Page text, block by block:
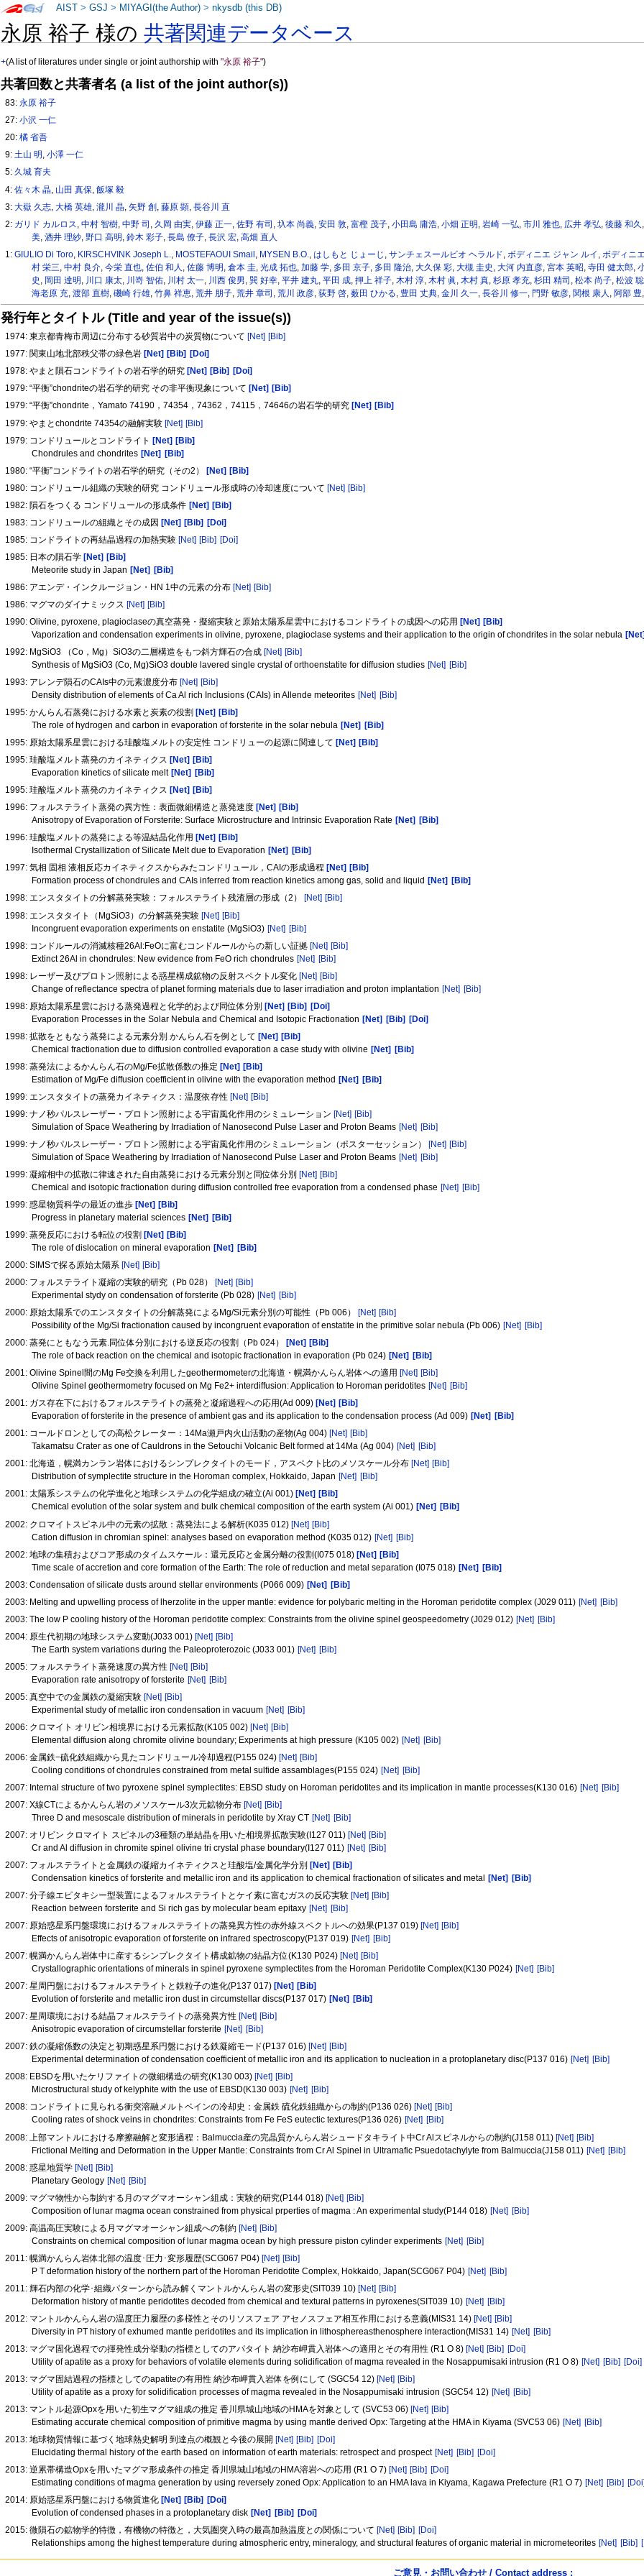
永原 裕子 様の共著関連データベース
+(A list of literatures under single or joint authorship with"永原 裕子")
共著回数と共著者名 (a list of the joint author(s))
83:永原 裕子
27:小沢 一仁
20:橘 省吾
9:土山 明 ,小澤 一仁
5: 久城 育夫
4:佐々木 晶 山田 真保 ,飯塚 毅
3:大嶽 久志 ,大橋 英雄 ,瀧川 晶 ,矢野 創 ,藤原 顕 ,長谷川 直
2: ガリド カルロス ,中村 智樹 ,中野 司 久岡 由実 ,伊藤 正一 ,佐野 有司 ,圦本 尚義 ,安田 敦 ,富樫 茂子 ,小田島 庸浩 ,小畑 正明 ,岩崎 一弘 ,市川 雅也 広井 孝弘 ,後藤 和久
美, 酒井 理紗, 野口 高明 鈴木 彩子, 長島 僚子, 長沢 宏, 高畑 直人
1:GIULIO Di Toro KIRSCHVINK Joseph L. MOSTEFAOUI Smail MYSEN B.O. ,はしもと じょーじ ,サンチェスールビオ ヘラルド ボディニエ ジャン ルイ ボディニ
村 栄三 中村 良介, 今栄 直也, 佐伯 和人 佐藤 博明 倉本 圭, 光成 拓也, 加藤 学, 多田 京子, 多田 隆治, 大久保 彩, 大槻 圭史 大河 内直彦, 宮本 英昭 寺田 健太郎,
史
岡田 達明 川口 康太, 川嵜 智佑, 川村 太一, 川西 俊男 巽 好幸, 平井 建丸, 平田 成, 押上 祥子, 木村 淳, 木村 眞 木村 真, 杉原 孝充, 杉田 精司 松本 尚子, 松波 聡,
海老原 充, 渡部 直樹, 磯崎 行雄, 竹鼻 祥恵, 荒井 朋子, 荒井 章司 荒川 政彦, 荻野 啓, 薮田 ひかる 豊田 丈典, 金川 久一, 長谷川 修一, 門野 敏彦, 関根 康人 阿部 豊
発行年とタイトル (Title and year of the issue(s))
1974: 東京都青梅市周辺に分布する砂質岩中の炭質物について [Net] [Bib]
1977: 関東山地北部秩父帯の緑色岩 [Net] [Bib]
[Doi]
1978: やまと隕石コンドライトの岩石学的研究 [Net] [Bib]
[Doi]
1979: “平衡”chondriteの岩石学的研究 その非平衡現象について [Net] [Bib]
1979: “平衡”chondrite，Yamato 74190，74354，74362，74115，74646の岩石学的研究 [Net] [Bib]
1979: やまとchondrite 74354の融解実験[Net] [Bib]
1979: コンドリュールとコンドライト[Net] [Bib]
Chondrules and chondrites [Net] [Bib]
1980: “平衡”コンドライトの岩石学的研究（その2）[Net] [Bib]
1980: コンドリュール組織の実験的研究 コンドリュール形成時の冷却速度について[Net] [Bib]
1982: 隕石をつくる コンドリュールの形成条件[Net] [Bib]
1983: コンドリュールの組織とその成因[Net] [Bib] [Doi]
1985: コンドライトの再結晶過程の加熱実験[Net] [Bib] [Doi]
1985: 日本の隕石学[Net] [Bib]
Meteorite study in Japan [Net] [Bib]
1986: アエンデ・インクルージョン・HN 1中の元素の分布 [Net] [Bib]
1986: マグマのダイナミックス [Net] [Bib]
1990: Olivine, pyroxene, plagioclaseの真空蒸発・擬縮実験と原始太陽系星雲中におけるコンドライトの成因への応用 [Net] [Bib]
Vaporization and condensation experiments in olivine, pyroxene, plagioclase systems and their application to the origin of chondrites in the solar nebula [Net]
1992: MgSiO3 （Co，Mg）SiO3の二層構造をもつ斜方輝石の合成 [Net] [Bib]
Synthesis of MgSiO3 (Co, Mg)SiO3 double lavered single crystal of orthoenstatite for diffusion studies [Net] [Bib]
1993: アレンデ隕石のCAIs中の元素濃度分布 [Net] [Bib]
Density distribution of elements of Ca Al rich Inclusions (CAIs) in Allende meteorites [Net] [Bib]
1995: かんらん石蒸発における水素と炭素の役割 [Net] [Bib]
The role of hydrogen and carbon in evaporation of forsterite in the solar nebula [Net]
[Bib]
1995: 原始太陽系星雲における珪酸塩メルトの安定性 コンドリューの起源に関連して [Net] [Bib]
1995: 珪酸塩メルト蒸発のカイネティクス [Net] [Bib]
Evaporation kinetics of silicate melt [Net]
[Bib]
1995: 珪酸塩メルト蒸発のカイネティクス [Net] [Bib]
1996: フォルステライト蒸発の異方性：表面微細構造と蒸発速度 [Net] [Bib]
Anisotropy of Evaporation of Forsterite: Surface Microstructure and Intrinsic Evaporation Rate [Net]
[Bib]
1996: 珪酸塩メルトの蒸発による等温結晶化作用 [Net] [Bib]
Isothermal Crystallization of Silicate Melt due to Evaporation [Net]
[Bib]
1997: 気相 固相 液相反応カイネティクスからみたコンドリュール，CAIの形成過程 [Net] [Bib]
Formation process of chondrules and CAIs inferred from reaction kinetics among gas, solid and liquid [Net]
[Bib]
1998: エンスタタイトの分解蒸発実験：フォルステライト残渣層の形成（2） [Net] [Bib]
1998: エンスタタイト（MgSiO3）の分解蒸発実験[Net] [Bib]
Incongruent evaporation experiments on enstatite (MgSiO3) [Net] [Bib]
1998: コンドルールの消滅核種26Al:FeOに富むコンドルールからの新しい証拠[Net] [Bib]
Extinct 26Al in chondrules: New evidence from FeO rich chondrules [Net] [Bib]
1998: レーザー及びプロトン照射による惑星構成鉱物の反射スペクトル変化[Net] [Bib]
Change of reflectance spectra of planet forming materials due to laser irradiation and proton implantation [Net] [Bib]
1998: 原始太陽系星雲における蒸発過程と化学的および同位体分別[Net] [Bib] [Doi]
Evaporation Processes in the Solar Nebula and Chemical and Isotopic Fractionation [Net] [Bib] [Doi]
1998: 拡散をともなう蒸発による元素分別 かんらん石を例として[Net] [Bib]
Chemical fractionation due to diffusion controlled evaporation a case study with olivine [Net] [Bib]
1998: 蒸発法によるかんらん石のMg/Fe拡散係数の推定[Net] [Bib]
Estimation of Mg/Fe diffusion coefficient in olivine with the evaporation method [Net] [Bib]
1999: エンスタタイトの蒸発カイネティクス：温度依存性[Net] [Bib]
1999: ナノ秒パルスレーザー・プロトン照射による宇宙風化作用のシミュレーション[Net] [Bib]
Simulation of Space Weathering by Irradiation of Nanosecond Pulse Laser and Proton Beams [Net] [Bib]
1999: ナノ秒パルスレーザー・プロトン照射による宇宙風化作用のシミュレーション（ポスターセッション）[Net] [Bib]
Simulation of Space Weathering by Irradiation of Nanosecond Pulse Laser and Proton Beams [Net] [Bib]
1999: 凝縮相中の拡散に律速された自由蒸発における元素分別と同位体分別 [Net] [Bib]
Chemical and isotopic fractionation during diffusion controlled free evaporation from a condensed phase [Net] [Bib]
1999: 惑星物質科学の最近の進歩 [Net] [Bib]
Progress in planetary material sciences [Net]
[Bib]
1999: 蒸発反応における転位の役割 [Net] [Bib]
The role of dislocation on mineral evaporation [Net]
[Bib]
2000: SIMSで探る原始太陽系 [Net] [Bib]
2000: フォルステライト凝縮の実験的研究（Pb 028） [Net] [Bib]
Experimental stydy on condensation of forsterite (Pb 028) [Net] [Bib]
2000: 原始太陽系でのエンスタタイトの分解蒸発によるMg/Si元素分別の可能性（Pb 006） [Net] [Bib]
Possibility of the Mg/Si fractionation caused by incongruent evaporation of enstatite in the primitive solar nebula (Pb 006) [Net] [Bib]
2000: 蒸発にともなう元素.同位体分別における逆反応の役割（Pb 024）
[Net] [Bib]
The role of back reaction on the chemical and isotopic fractionation in evaporation (Pb 024) [Net]
[Bib]
2001: Olivine Spinel間のMg Fe交換を利用したgeothermometerの北海道・幌満かんらん岩体への適用 [Net] [Bib]
Olivine Spinel geothermometry focused on Mg Fe2+ interdiffusion: Application to Horoman peridotites [Net] [Bib]
2001: ガス存在下におけるフォルステライトの蒸発と凝縮過程への応用(Ad 009) [Net] [Bib]
Evaporation of forsterite in the presence of ambient gas and its application to the condensation process (Ad 009) [Net]
[Bib]
2001: コールドロンとしての高松クレーター：14Ma瀬戸内火山活動の産物(Ag 004) [Net] [Bib]
Takamatsu Crater as one of Cauldrons in the Setouchi Volcanic Belt formed at 14Ma (Ag 004) [Net] [Bib]
2001: 北海道，幌満カンラン岩体におけるシンプレクタイトのモード，アスペクト比のメソスケール分布 [Net] [Bib]
Distribution of symplectite structure in the Horoman complex, Hokkaido, Japan [Net] [Bib]
2001: 太陽系システムの化学進化と地球システムの化学組成の確立(Ai 001) [Net] [Bib]
Chemical evolution of the solar system and bulk chemical composition of the earth system (Ai 001) [Net]
[Bib]
2002: クロマイトスピネル中の元素の拡散：蒸発法による解析(K035 012)[Net] [Bib]
Cation diffusion in chromian spinel: analyses based on evaporation method (K035 012) [Net] [Bib]
2002: 地球の集積およびコア形成のタイムスケール：還元反応と金属分離の役割(I075 018)[Net] [Bib]
Time scale of accretion and core formation of the Earth: The role of reduction and metal separation (I075 018) [Net] [Bib]
2003: Condensation of silicate dusts around stellar environments (P066 009) [Net] [Bib]
2003: Melting and upwelling process of lherzolite in the upper mantle: evidence for polybaric melting in the Horoman peridotite complex (J029 011) [Net] [Bib]
2003: The low P cooling history of the Horoman peridotite complex: Constraints from the olivine spinel geospeedometry (J029 012) [Net] [Bib]
2004: 原生代初期の地球システム変動(J033 001)[Net] [Bib]
The Earth system variations during the Paleoproterozoic (J033 001) [Net] [Bib]
2005: フォルステライト蒸発速度の異方性[Net] [Bib]
Evaporation rate anisotropy of forsterite [Net] [Bib]
2005: 真空中での金属鉄の凝縮実験[Net] [Bib]
Experimental study of metallic iron condensation in vacuum [Net] [Bib]
2006: クロマイト オリビン相境界における元素拡散(K105 002)[Net] [Bib]
Elemental diffusion along chromite olivine boundary; Experiments at high pressure (K105 002) [Net] [Bib]
2006: 金属鉄−硫化鉄組織から見たコンドリュール冷却過程(P155 024) [Net] [Bib]
Cooling conditions of chondrules constrained from metal sulfide assamblages(P155 024) [Net] [Bib]
2007: Internal structure of two pyroxene spinel symplectites: EBSD study on Horoman peridotites and its implication in mantle processes(K130 016) [Net] [Bib]
2007: X線CTによるかんらん岩のメソスケール3次元鉱物分布 [Net] [Bib]
Three D and mesoscale distribution of minerals in peridotite by Xray CT [Net] [Bib]
2007: オリビン クロマイト スピネルの3種類の単結晶を用いた相境界拡散実験(I127 011) [Net] [Bib]
Cr and Al diffusion in chromite spinel olivine tri crystal phase boundary(I127 011) [Net] [Bib]
2007: フォルステライトと金属鉄の凝縮カイネティクスと珪酸塩/金属化学分別 [Net] [Bib]
Condensation kinetics of forsterite and metallic iron and its application to chemical fractionation of silicates and metal
[Net]
[Bib]
2007: 分子線エピタキシー型装置によるフォルステライトとケイ素に富むガスの反応実験 [Net] [Bib]
Reaction between forsterite and Si rich gas by molecular beam epitaxy [Net] [Bib]
2007: 原始惑星系円盤環境におけるフォルステライトの蒸発異方性の赤外線スペクトルへの効果(P137 019) [Net] [Bib]
Effects of anisotropic evaporation of forsterite on infrared spectroscopy(P137 019) [Net] [Bib]
2007: 幌満かんらん岩体中に産するシンプレクタイト構成鉱物の結晶方位(K130 P024) [Net] [Bib]
Crystallographic orientations of minerals in spinel pyroxene symplectites from the Horoman Peridotite Complex(K130 P024) [Net] [Bib]
2007: 星周円盤におけるフォルステライトと鉄粒子の進化(P137 017) [Net] [Bib]
Evolution of forsterite and metallic iron dust in circumstellar discs(P137 017) [Net]
[Bib]
2007: 星周環境における結晶フォルステライトの蒸発異方性 [Net] [Bib]
Anisotropic evaporation of circumstellar forsterite [Net] [Bib]
2007: 鉄の凝縮係数の決定と初期惑星系円盤における鉄凝縮モード(P137 016) [Net] [Bib]
Experimental determination of condensation coefficient of metallic iron and its application to nucleation in a protoplanetary disc(P137 016) [Net] [Bib]
2008: EBSDを用いたケリファイトの微細構造の研究(K130 003) [Net] [Bib]
Microstructural study of kelyphite with the use of EBSD(K130 003) [Net] [Bib]
2008: コンドライトに見られる衝突溶融メルトベインの冷却史：金属鉄 硫化鉄組織からの制約(P136 026) [Net] [Bib]
Cooling rates of shock veins in chondrites: Constraints from Fe FeS eutectic textures(P136 026) [Net] [Bib]
2008: 上部マントルにおける摩擦融解と変形過程：Balmuccia産の完晶質かんらん岩シュードタキライト中Cr Alスピネルからの制約(J158 011)[Net] [Bib]
Frictional Melting and Deformation in the Upper Mantle: Constraints from Cr Al Spinel in Ultramafic Psuedotachylyte from Balmuccia(J158 011) [Net] [Bib]
2008: 惑星地質学[Net] [Bib]
Planetary Geology [Net] [Bib]
2009: マグマ物性から制約する月のマグマオーシャン組成：実験的研究(P144 018)[Net] [Bib]
Composition of lunar magma ocean constrained from physical prperties of magma : An experimental study(P144 018) [Net] [Bib]
2009: 高温高圧実験による月マグマオーシャン組成への制約[Net] [Bib]
Constraints on chemical composition of lunar magma ocean by high pressure piston cylinder experiments [Net] [Bib]
2011: 幌満かんらん岩体北部の温度･圧力･変形履歴(SCG067 P04)[Net] [Bib]
P T deformation history of the northern part of the Horoman Peridotite Complex, Hokkaido, Japan(SCG067 P04) [Net] [Bib]
2011: 輝石内部の化学･組織パターンから読み解くマントルかんらん岩の変形史(SIT039 10)[Net] [Bib]
Deformation history of mantle peridotites decoded from chemical and textural patterns in pyroxenes(SIT039 10) [Net] [Bib]
2012: マントルかんらん岩の温度圧力履歴の多様性とそのリソスフェア アセノスフェア相互作用における意義(MIS31 14)[Net] [Bib]
Diversity in PT history of exhumed mantle peridotites and its implication in lithosphereasthenosphere interaction(MIS31 14) [Net] [Bib]
2013: マグマ固化過程での揮発性成分挙動の指標としてのアパタイト 納沙布岬貫入岩体への適用とその有用性 (R1 O 8)[Net] [Bib] [Doi]
Utility of apatite as a proxy for behaviors of volatile elements during solidification of magma revealed in the Nosappumisaki intrusion (R1 O 8) [Net] [Bib] [Doi]
2013: マグマ固結過程の指標としてのapatiteの有用性 納沙布岬貫入岩体を例にして (SGC54 12) [Net] [Bib]
Utility of apatite as a proxy for solidification processes of magma revealed in the Nosappumisaki intrusion (SGC54 12) [Net] [Bib]
2013: マントル起源Opxを用いた初生マグマ組成の推定 香川県城山地域のHMAを対象として (SVC53 06) [Net] [Bib]
Estimating accurate chemical composition of primitive magma by using mantle derived Opx: Targeting at the HMA in Kiyama (SVC53 06) [Net] [Bib]
2013: 地球物質情報に基づく地球熱史解明 到達点の概観と今後の展開 [Net] [Bib] [Doi]
Elucidating thermal history of the earth based on information of earth materials: retrospect and prospect [Net] [Bib] [Doi]
2013: 逆累帯構造Opxを用いたマグマ形成条件の推定 香川県城山地域のHMA溶岩への応用 (R1 O 7) [Net] [Bib] [Doi]
Estimating conditions of magma generation by using reversely zoned Opx: Application to an HMA lava in Kiyama, Kagawa Prefecture (R1 O 7) [Net] [Bib] [Doi]
2014: 原始惑星系円盤における物質進化 [Net] [Bib]
[Doi]
Evolution of condensed phases in a protoplanetary disk [Net] [Bib]
[Doi]
2015: 微隕石の鉱物学的特徴，有機物の特徴と，大気圏突入時の最高加熱温度との関係について [Net] [Bib] [Doi]
Relationships among the highest temperature during atmospheric entry, mineralogy, and structural features of organic material in micrometeorites [Net] [Bib]
AIST >GSJ > MIYAGI(the Author) >nkysdb (this DB)
ご意見・お問い合わせ / Contact address :